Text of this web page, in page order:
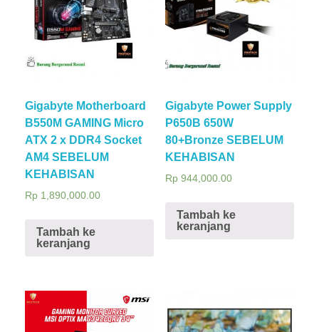
Gigabyte Motherboard
B550M GAMING Micro
ATX 2 x DDR4 Socket
AM4 SEBELUM
KEHABISAN
Rp 1,890,000.00
Tambah ke
keranjang
Gigabyte Power Supply
P650B 650W
80+Bronze SEBELUM
KEHABISAN
Rp944,000.00
Tambah ke
keranjang